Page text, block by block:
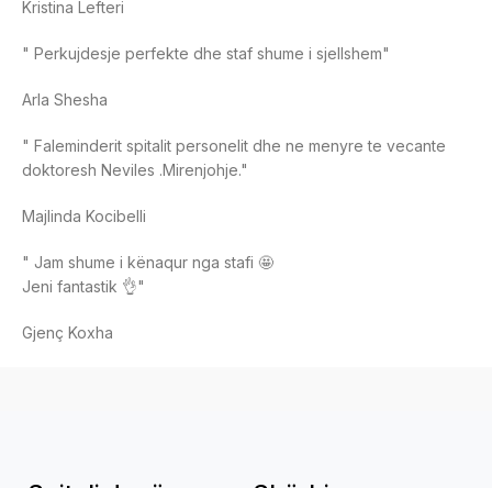
Kristina Lefteri
" Perkujdesje perfekte dhe staf shume i sjellshem"
Arla Shesha
" Faleminderit spitalit personelit dhe ne menyre te vecante
doktoresh Neviles .Mirenjohje."
Majlinda Kocibelli
" Jam shume i kënaqur nga stafi 🤩
Jeni fantastik 👌"
Gjenç Koxha